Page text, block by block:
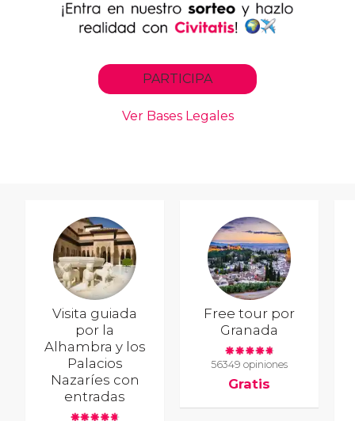
Visita guiada
por la
Alhambra y los
Palacios
Nazaríes con
entradas
Free tour por
Granada
56349 opiniones
Gratis